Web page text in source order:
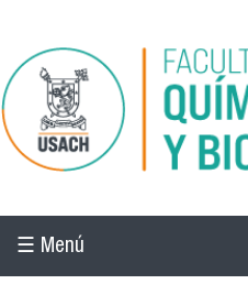
Pasar al contenido principal
☰ Menú